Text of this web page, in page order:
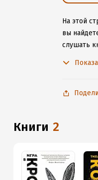
На этой
вы
слушать
книги 2